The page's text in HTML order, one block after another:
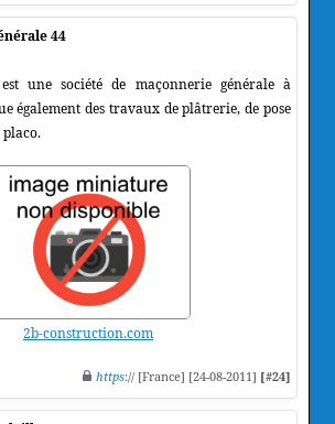
44
une société de maçonnerie générale à
également des travaux de plâtrerie, de pose
placo.
2b-construction.com
https:// [France] [24-08-2011] [#24]